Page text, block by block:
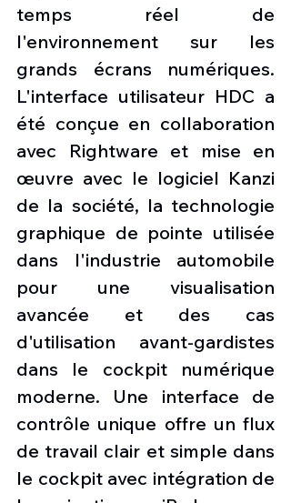
temps réel de
l'environnement sur les
grands écrans numériques.
L'interface utilisateur HDC a
été conçue en collaboration
avec Rightware et mise en
œuvre avec le logiciel Kanzi
de la société, la technologie
graphique de pointe utilisée
dans l'industrie automobile
pour une visualisation
avancée et des cas
d'utilisation avant-gardistes
dans le cockpit numérique
moderne. Une interface de
contrôle unique offre un flux
de travail clair et simple dans
le cockpit avec intégration de